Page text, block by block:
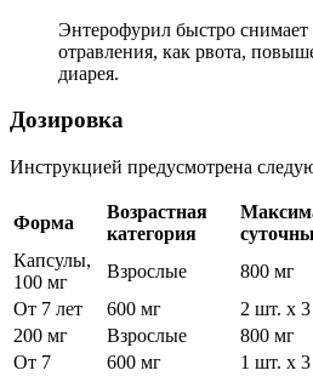
Энтерофурил быстро
отравления, как рвота,
диарея.
Дозировка
Инструкцией предусмотрена
Форма
Возрастная
категория
Капсулы,
100 мг
Взрослые 800 мг
От 7 лет
600 мг
2 шт. х
200 мг
Взрослые 800 мг
От 7
600 мг
1 шт. х 3